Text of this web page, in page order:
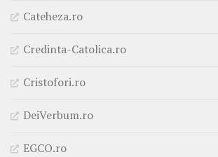
Cateheza.ro
Credinta-Catolica.ro
Cristofori.ro
DeiVerbum.ro
EGCO.ro